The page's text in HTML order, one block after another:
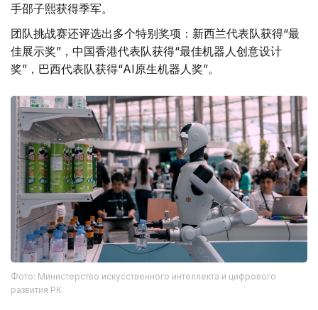
手邵子熙获得季军。
团队挑战赛还评选出多个特别奖项：新西兰代表队获得“最
佳展示奖”，中国香港代表队获得“最佳机器人创意设计
奖”，巴西代表队获得“AI原生机器人奖”。
Фото: Министерство искусственного интеллекта и цифрового
развития РК